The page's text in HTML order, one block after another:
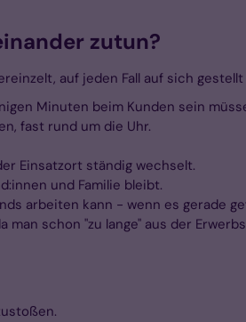
zutun?
auf jeden Fall auf sich gestellt
Minuten beim Kunden sein
fast rund um die Uhr.
Einsatzort ständig wechselt.
und Familie bleibt.
arbeiten kann - wenn es gerade
schon "zu lange" aus der